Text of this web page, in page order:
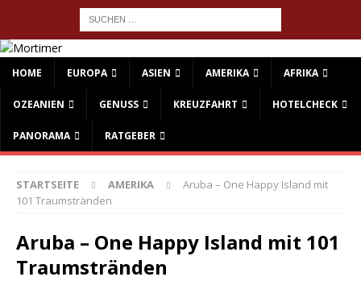
HOME EUROPA ASIEN AMERIKA AFRIKA
OZEANIEN GENUSS KREUZFAHRT HOTELCHECK
PANORAMA RATGEBER
STARTSEITE AMERIKA
Aruba – One Happy Island mit
101 Traumstränden
Aruba – One Happy Island mit 101
Traumstränden